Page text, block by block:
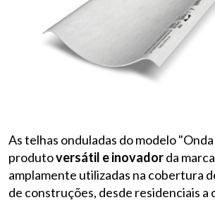
As telhas onduladas do modelo
produtoversátil e inovadorda
amplamente utilizadas na cobertura
de construções, desde residenciais a